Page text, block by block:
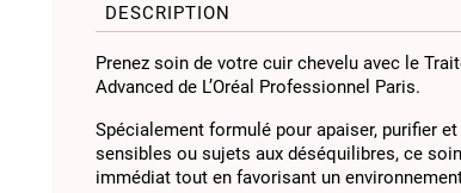
DESCRIPTION
Prenez soin de votre cuir chevelu avec le
Advanced de L’Oréal Professionnel Paris.
Spécialement formulé pour apaiser, purifier
sensibles ou sujets aux déséquilibres, ce
immédiat tout en favorisant un